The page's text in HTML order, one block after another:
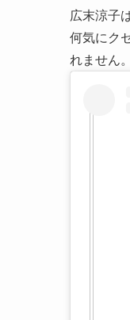
広末涼子
何気にク
れません。